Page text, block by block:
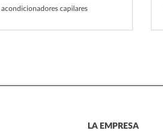
acondicionadores capilares
LA EMPRESA